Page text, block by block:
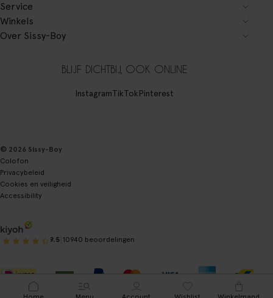
Service
Winkels
Over Sissy-Boy
BLIJF DICHTBIJ, OOK ONLINE
InstagramTikTokPinterest
© 2026 Sissy-Boy
Colofon
Privacybeleid
Cookies en veiligheid
Accessibility
9.5 10940 beoordelingen